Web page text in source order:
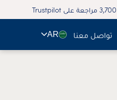
تواصل معنا 🇸🇦
AR